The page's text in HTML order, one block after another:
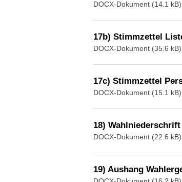
DOCX-Dokument (14.1 kB)
17b) Stimmzettel
DOCX-Dokument (35.6 kB)
17c) Stimmzettel
DOCX-Dokument (15.1 kB)
18) Wahlniederschrift
DOCX-Dokument (22.6 kB)
19) Aushang